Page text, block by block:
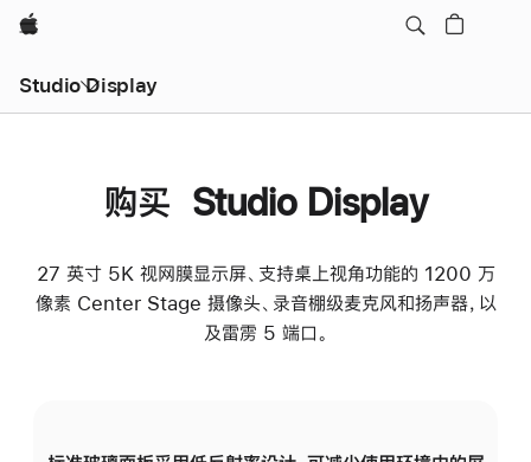
Apple
Studio Display
购买 Studio Display
27 英寸 5K 视网膜显示屏、支持桌上视角功能的 1200 万
像素 Center Stage 摄像头、录音棚级麦克风和扬声器，以
及雷雳 5 端口。